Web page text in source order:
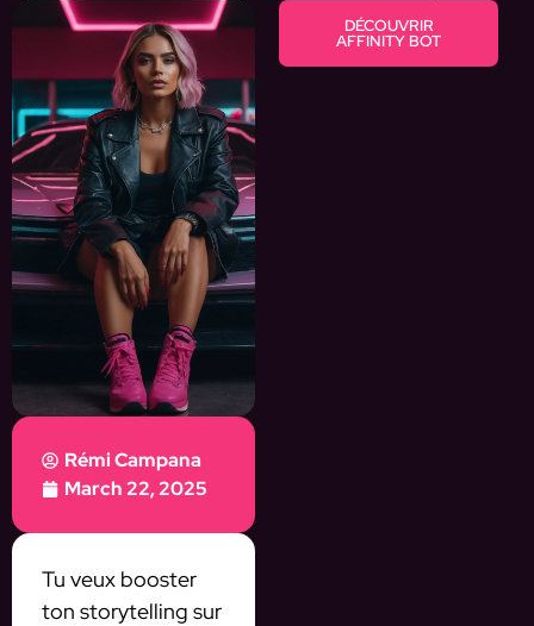
Rémi Campana
March 22, 2025
Tu veux booster
ton storytelling sur
DÉCOUVRIR
AFFINITY BOT